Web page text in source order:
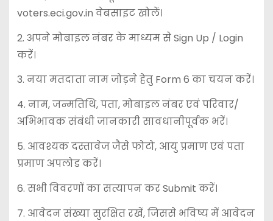
voters.eci.gov.in वेबसाइट खोलें।
2. अपने मोबाइल नंबर के माध्यम से Sign Up / Login
करें।
3. नया मतदाता नाम जोड़ने हेतु Form 6 का चयन करें।
4. नाम, जन्मतिथि, पता, मोबाइल नंबर एवं परिवार/
अभिभावक संबंधी जानकारी सावधानीपूर्वक भरें।
5. आवश्यक दस्तावेज जैसे फोटो, आयु प्रमाण एवं पता
प्रमाण अपलोड करें।
6. सभी विवरणों का सत्यापन कर Submit करें।
7. आवेदन संख्या सुरक्षित रखें, जिससे भविष्य में आवेदन